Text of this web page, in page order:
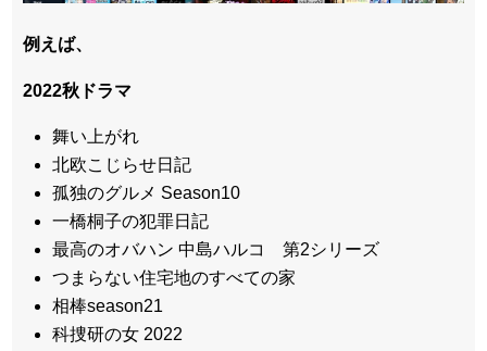
例えば、
2022秋ドラマ
舞い上がれ
北欧こじらせ日記
孤独のグルメ Season10
一橋桐子の犯罪日記
最高のオバハン 中島ハルコ 第2シリーズ
つまらない住宅地のすべての家
相棒season21
科捜研の女 2022